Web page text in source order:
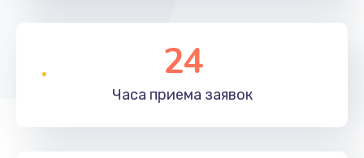
24
Часа приема заявок